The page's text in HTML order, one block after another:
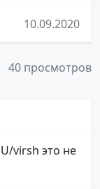
10.09.2020
40 просмотров
virsh это не